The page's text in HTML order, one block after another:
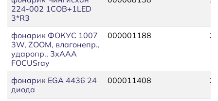
224-002 1COB+1LED
3*R3
фонарик ФОКУС 1007
3W, ZOOM, влагонепр.,
ударопр., 3хААА
FOCUSray
000001188
фонарик EGA 4436 24
диода
000011408